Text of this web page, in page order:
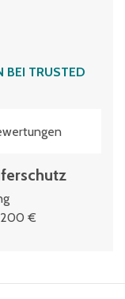
BEI TRUSTED
200 €